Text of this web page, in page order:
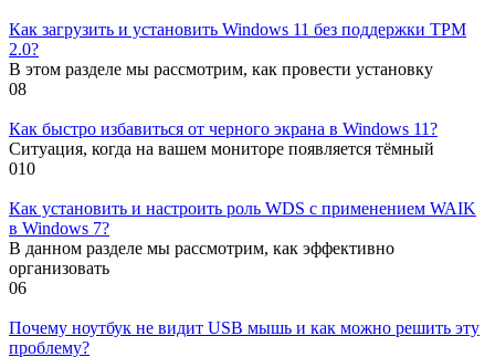
Как загрузить и установить Windows 11 без поддержки TPM
2.0?
В этом разделе мы рассмотрим, как провести установку
08
Как быстро избавиться от черного экрана в Windows 11?
Ситуация, когда на вашем мониторе появляется тёмный
010
Как установить и настроить роль WDS с применением WAIK
в Windows 7?
В данном разделе мы рассмотрим, как эффективно
организовать
06
Почему ноутбук не видит USB мышь и как можно решить эту
проблему?